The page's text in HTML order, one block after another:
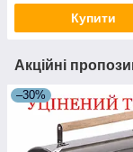
Купити
Акційні
–30%